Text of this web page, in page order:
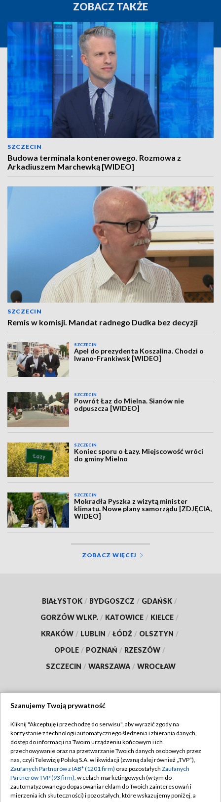
ZOBACZ TAKŻE
SZCZECIN
Budowa terminala kontenerowego. Rozmowa z
Arkadiuszem Marchewką [WIDEO]
SZCZECIN
Remis w komisji. Mandat radnego Dudka bez decyzji
SZCZECIN
Apel do prezydenta Koszalina. Chodzi o
Iwano-Frankiwsk [WIDEO]
SZCZECIN
Powrót Łaz do Mielna. Sianów nie
odpuszcza [WIDEO]
SZCZECIN
Koniec sporu o Łazy. Miejscowość wróci
do gminy Mielno
SZCZECIN
Mokradła Pyszka z wizytą minister
klimatu. Nowe plany samorządu [ZDJĘCIA,
WIDEO]
ZOBACZ WIĘCEJ
BIAŁYSTOK / BYDGOSZCZ / GDAŃSK /
GORZÓW WLKP. / KATOWICE / KIELCE /
KRAKÓW / LUBLIN / ŁÓDŹ / OLSZTYN /
OPOLE / POZNAŃ / RZESZÓW /
SZCZECIN / WARSZAWA / WROCŁAW
TVP
Abonament TVP
Emisja w TVP
Centrum informacji TVP
Naziemna Telewizja Cyfrowa
Regulamin TVP
Polityka prywatności
Moje zgody
Szanujemy Twoją prywatność
Kliknij "Akceptuję i przechodzę do serwisu", aby wyrazić zgody na
korzystanie z technologii automatycznego śledzenia i zbierania danych,
dostęp do informacji na Twoim urządzeniu końcowym i ich
przechowywanie oraz na przetwarzanie Twoich danych osobowych przez
nas, czyli Telewizję Polską S.A. w likwidacji (zwaną dalej również „TVP”),
Zaufanych Partnerów z IAB* (1201 firm) oraz pozostałych Zaufanych
Partnerów TVP (93 firm), w celach marketingowych (w tym do
zautomatyzowanego dopasowania reklam do Twoich zainteresowań i
mierzenia ich skuteczności) i pozostałych, które wskazujemy poniżej, a